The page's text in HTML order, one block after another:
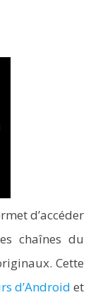
d’accéder
chaînes du
Cette
d’Android et